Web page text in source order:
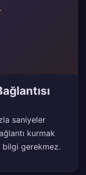
saniyeler
kurmak
gerekmez.